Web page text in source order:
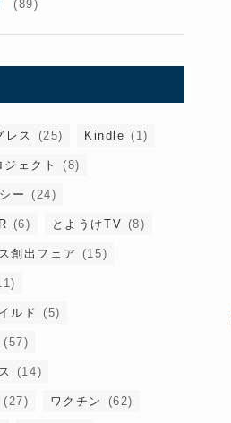
(89)
レス (25) Kindle (1)
ェクト (8)
ー (24)
(6) とようけTV (8)
創出フェア (15)
ルド (5)
(57)
(14)
(27) ワクチン (62)